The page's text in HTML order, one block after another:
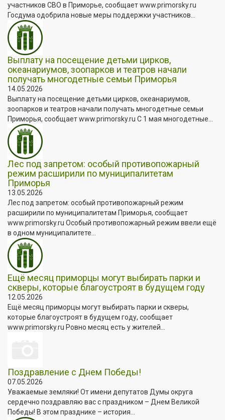
участников СВО в Приморье, сообщает www.primorsky.ru
Госдума одобрила новые меры поддержки участников...
Выплату на посещение детьми цирков,
океанариумов, зоопарков и театров начали
получать многодетные семьи Приморья
14.05.2026
Выплату на посещение детьми цирков, океанариумов,
зоопарков и театров начали получать многодетные семьи
Приморья, сообщает www.primorsky.ru С 1 мая многодетные...
Лес под запретом: особый противопожарный
режим расширили по муниципалитетам
Приморья
13.05.2026
Лес под запретом: особый противопожарный режим
расширили по муниципалитетам Приморья, сообщает
www.primorsky.ru Особый противопожарный режим ввели ещё
в одном муниципалитете...
Ещё месяц приморцы могут выбирать парки и
скверы, которые благоустроят в будущем году
12.05.2026
Ещё месяц приморцы могут выбирать парки и скверы,
которые благоустроят в будущем году, сообщает
www.primorsky.ru Ровно месяц есть у жителей...
Поздравление с Днем Победы!
07.05.2026
Уважаемые земляки! От имени депутатов Думы округа
сердечно поздравляю вас с праздником – Днем Великой
Победы! В этом празднике – история...